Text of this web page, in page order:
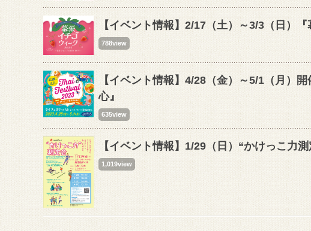
【イベント情報】2/17（土）～3/3（日）
788view
【イベント情報】4/28（金）～5/1（月）
心』
635view
【イベント情報】1/29（日）“かけっこ力
1,019view